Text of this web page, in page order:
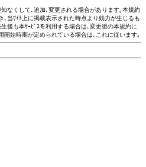
なくして､追加､変更される場合があります｡本規約
当ｻｲﾄ上に掲載表示された時点より効力が生じるも
後も本ｻｰﾋﾞｽを利用する場合は､変更後の本規約に
開始時期が定められている場合は､これに従います｡